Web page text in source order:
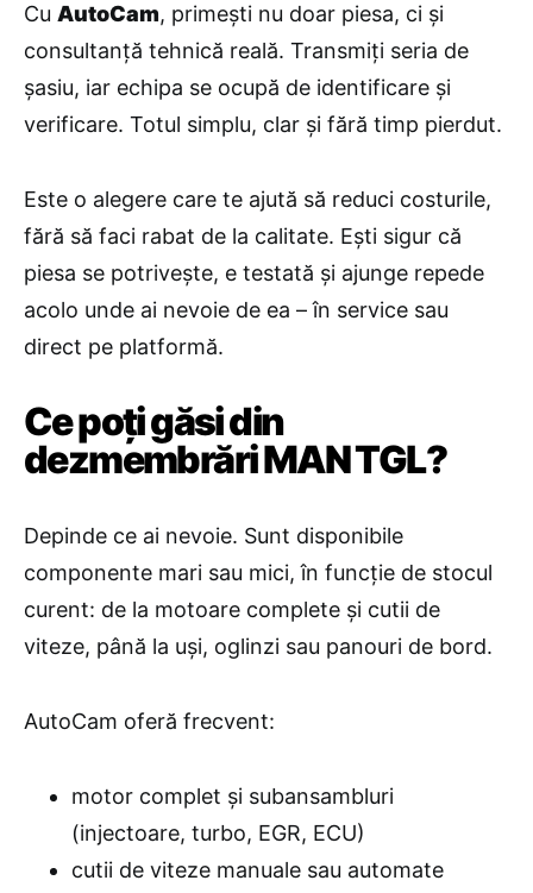
Cu AutoCam, primești nu doar piesa, ci și
consultanță tehnică reală. Transmiți seria de
șasiu, iar echipa se ocupă de identificare și
verificare. Totul simplu, clar și fără timp pierdut.
Este o alegere care te ajută să reduci costurile,
fără să faci rabat de la calitate. Ești sigur că
piesa se potrivește, e testată și ajunge repede
acolo unde ai nevoie de ea – în service sau
direct pe platformă.
Ce poți găsi din
dezmembrări MAN TGL?
Depinde ce ai nevoie. Sunt disponibile
componente mari sau mici, în funcție de stocul
curent: de la motoare complete și cutii de
viteze, până la uși, oglinzi sau panouri de bord.
AutoCam oferă frecvent:
motor complet și subansambluri
(injectoare, turbo, EGR, ECU)
cutii de viteze manuale sau automate